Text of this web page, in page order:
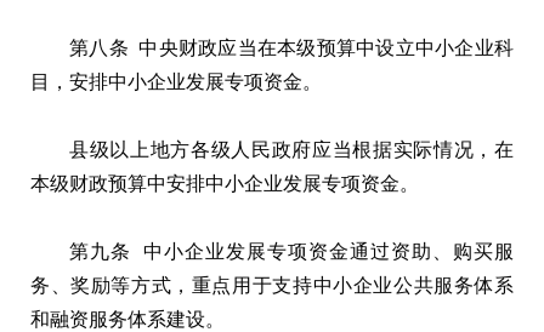
第八条 中央财政应当在本级预算中设立中小企业科
目，安排中小企业发展专项资金。
县级以上地方各级人民政府应当根据实际情况，在
本级财政预算中安排中小企业发展专项资金。
第九条 中小企业发展专项资金通过资助、购买服
务、奖励等方式，重点用于支持中小企业公共服务体系
和融资服务体系建设。